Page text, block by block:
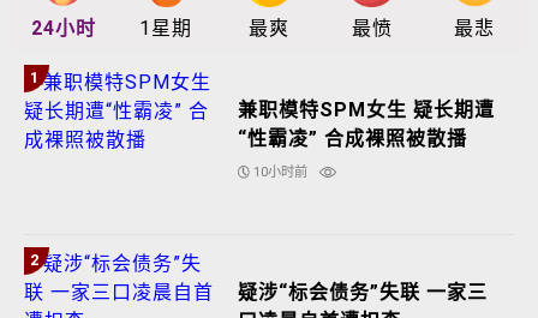
24小时 1星期 最爽 最愤 最悲
1
兼职模特SPM女生 疑长期遭
“性霸凌” 合成裸照被散播
10小时前
2
疑涉“标会债务”失联 一家三